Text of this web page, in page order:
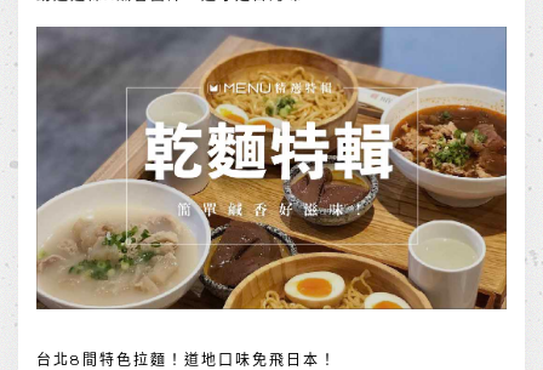
台北8間特色拉麵！道地口味免飛日本！